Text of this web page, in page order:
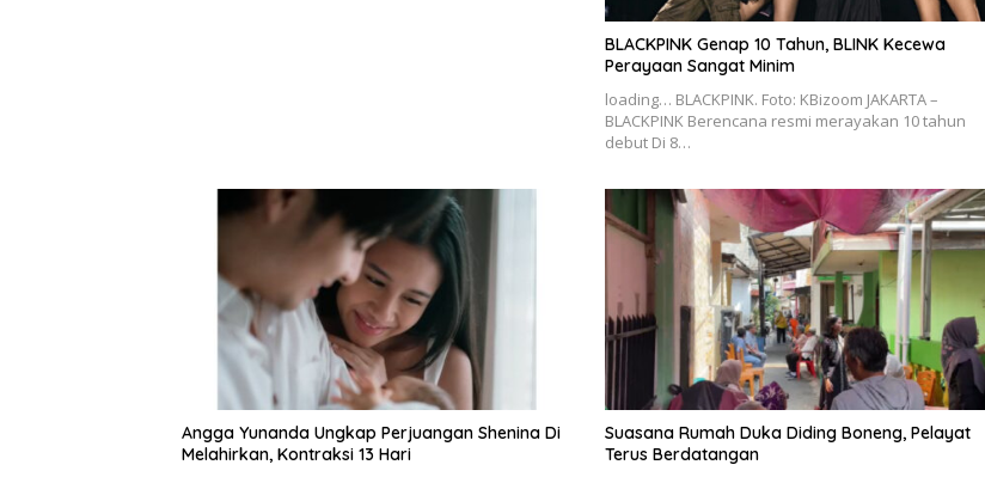
BLACKPINK Genap 10 Tahun, BLINK Kecewa
Perayaan Sangat Minim
loading… BLACKPINK. Foto: KBizoom JAKARTA –
BLACKPINK Berencana resmi merayakan 10 tahun
debut Di 8…
Angga Yunanda Ungkap Perjuangan Shenina Di
Melahirkan, Kontraksi 13 Hari
Suasana Rumah Duka Diding Boneng, Pelayat
Terus Berdatangan